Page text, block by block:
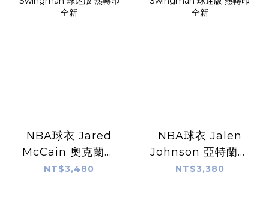
NBA球衣 Jared
McCain 奧克蘭荷
馬雷霆藍 Icon
NT$3,480
NBA球衣 Jalen
Johnson 亞特蘭大
老鷹紅 Icon Nike
NT$3,380